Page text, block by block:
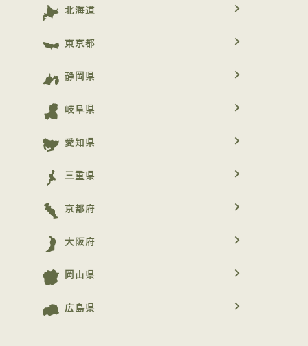
北海道 navigate_next
東京都 navigate_next
静岡県 navigate_next
岐阜県 navigate_next
愛知県 navigate_next
三重県 navigate_next
京都府 navigate_next
大阪府 navigate_next
岡山県 navigate_next
広島県 navigate_next